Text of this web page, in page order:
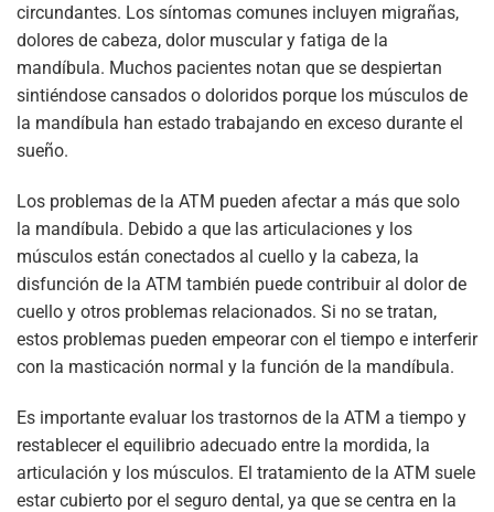
circundantes. Los síntomas comunes incluyen migrañas,
dolores de cabeza, dolor muscular y fatiga de la
mandíbula. Muchos pacientes notan que se despiertan
sintiéndose cansados o doloridos porque los músculos de
la mandíbula han estado trabajando en exceso durante el
sueño.
Los problemas de la ATM pueden afectar a más que solo
la mandíbula. Debido a que las articulaciones y los
músculos están conectados al cuello y la cabeza, la
disfunción de la ATM también puede contribuir al dolor de
cuello y otros problemas relacionados. Si no se tratan,
estos problemas pueden empeorar con el tiempo e interferir
con la masticación normal y la función de la mandíbula.
Es importante evaluar los trastornos de la ATM a tiempo y
restablecer el equilibrio adecuado entre la mordida, la
articulación y los músculos. El tratamiento de la ATM suele
estar cubierto por el seguro dental, ya que se centra en la